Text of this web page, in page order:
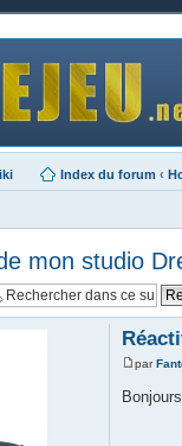
Index du forum ‹
mon studio
par